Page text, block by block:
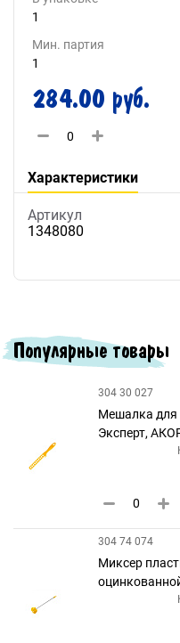
1
Мин. партия
1
284.00 руб.
Характеристики
Артикул
1348080
Популярные товары
304 30 027
Мешалка для
Эксперт,
304 74 074
Миксер